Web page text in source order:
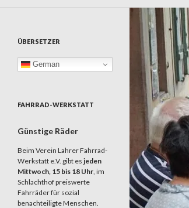
ÜBERSETZER
German
FAHRRAD-WERKSTATT
Günstige Räder
Beim Verein Lahrer Fahrrad-
Werkstatt e.V. gibt es jeden
Mittwoch, 15 bis 18 Uhr, im
Schlachthof preiswerte
Fahrräder für sozial
benachteiligte Menschen.